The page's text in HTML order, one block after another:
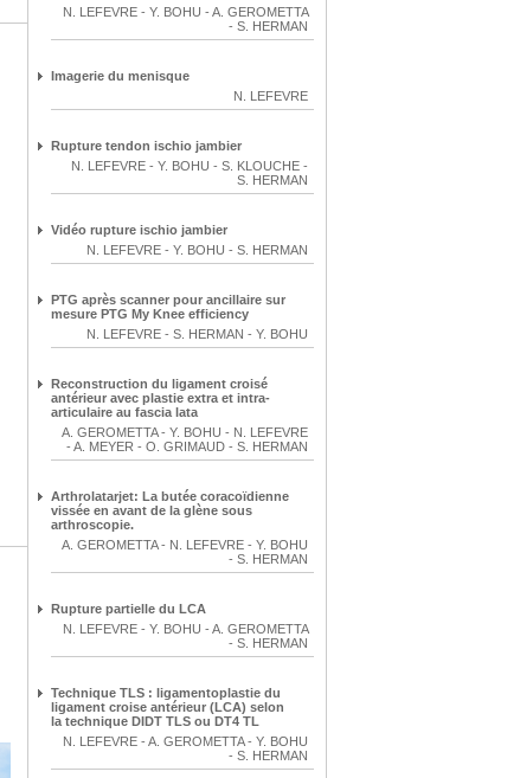
N. LEFEVRE - Y. BOHU - A. GEROMETTA
- S. HERMAN
Imagerie du menisque
N. LEFEVRE
Rupture tendon ischio jambier
N. LEFEVRE - Y. BOHU - S. KLOUCHE -
S. HERMAN
Vidéo rupture ischio jambier
N. LEFEVRE - Y. BOHU - S. HERMAN
PTG après scanner pour ancillaire sur
mesure PTG My Knee efficiency
N. LEFEVRE - S. HERMAN - Y. BOHU
Reconstruction du ligament croisé
antérieur avec plastie extra et intra-
articulaire au fascia lata
A. GEROMETTA- Y. BOHU - N. LEFEVRE
- A. MEYER - O. GRIMAUD - S. HERMAN
Arthrolatarjet: La butée coracoïdienne
vissée en avant de la glène sous
arthroscopie.
A. GEROMETTA- N. LEFEVRE - Y. BOHU
- S. HERMAN
Rupture partielle du LCA
N. LEFEVRE - Y. BOHU - A. GEROMETTA
- S. HERMAN
Technique TLS : ligamentoplastie du
ligament croise antérieur (LCA) selon
la technique DIDT TLS ou DT4 TL
N. LEFEVRE - A. GEROMETTA- Y. BOHU
- S. HERMAN